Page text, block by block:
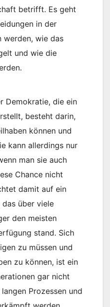
betrifft. Es geht
in der
werden, wie das
und wie die
Demokratie, die ein
besteht darin,
können und
kann allerdings nur
man sie auch
Chance nicht
damit auf ein
über viele
den meisten
stand. Sich
zu müssen und
zu können, ist ein
gar nicht
Prozessen und